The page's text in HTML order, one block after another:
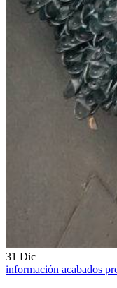
31 Dic
información acabados